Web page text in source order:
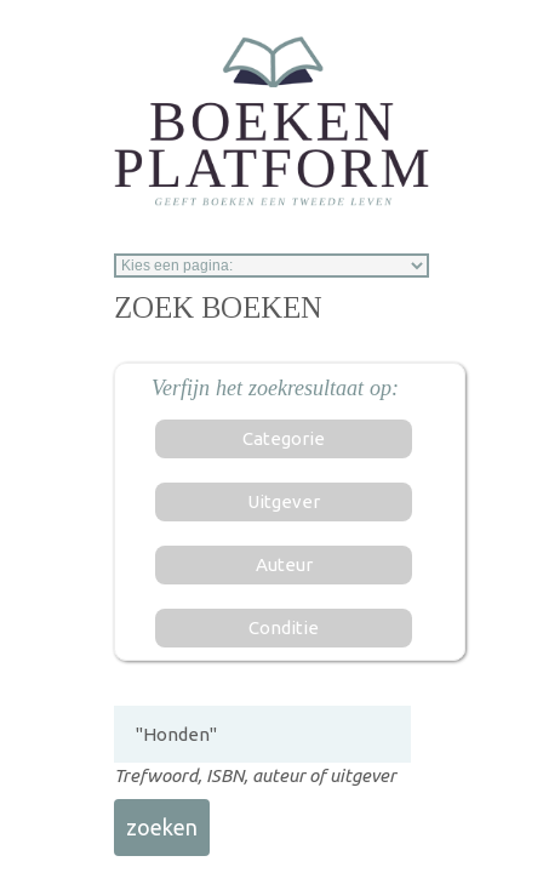
ZOEK BOEKEN
Categorie
Uitgever
Auteur
Conditie
Trefwoord, ISBN, auteur of uitgever